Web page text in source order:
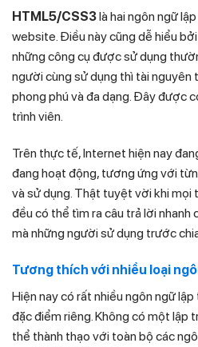
HTML5/CSS3là hai ngôn ngữ
website. Điều này cũng dễ hiểu
những công cụ được sử dụng
người cùng sử dụng thì tài nguyên
phong phú và đa dạng. Đây được
trình viên.
Trên thực tế, Internet hiện nay
đang hoạt động, tương ứng với
và sử dụng. Thật tuyệt vời khi mọi
đều có thể tìm ra câu trả lời nhanh
mà những người sử dụng trước
Tương thích với nhiều loại
Hiện nay có rất nhiều ngôn ngữ
đặc điểm riêng. Không có một lập
thể thành thạo với toàn bộ các